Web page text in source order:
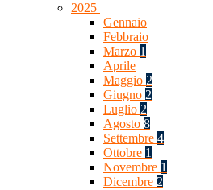
2025
Gennaio
Febbraio
Marzo 1
Aprile
Maggio 2
Giugno 2
Luglio 2
Agosto 8
Settembre 4
Ottobre 1
Novembre 1
Dicembre 2